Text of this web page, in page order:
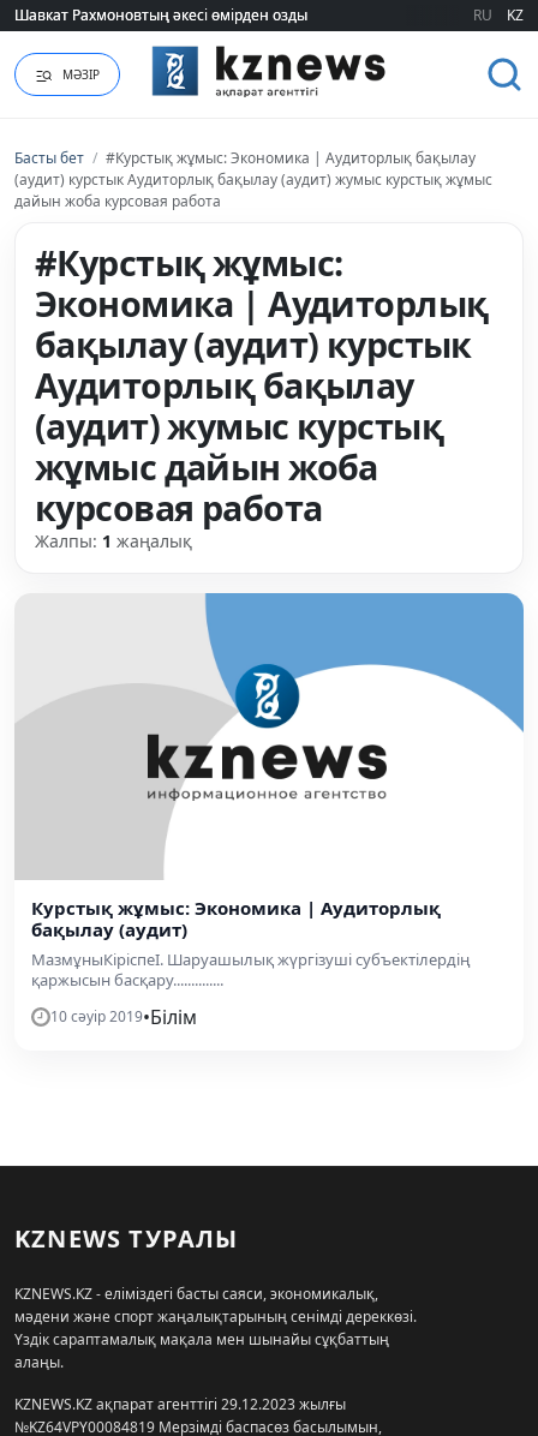
Шавкат Рахмоновтың әкесі өмірден озды
Шавкат Рахмоновтың әкесі өмірден озды RU KZ
МӘЗІР
Басты бет / #Курстық жұмыс: Экономика | Аудиторлық бақылау
(аудит) курстык Аудиторлық бақылау (аудит) жумыс курстық жұмыс
дайын жоба курсовая работа
#Курстық жұмыс:
Экономика | Аудиторлық
бақылау (аудит) курстык
Аудиторлық бақылау
(аудит) жумыс курстық
жұмыс дайын жоба
курсовая работа
Жалпы: 1 жаңалық
Курстық жұмыс: Экономика | Аудиторлық
бақылау (аудит)
МазмұныКіріспеI. Шаруашылық жүргізуші субъектілердің
қаржысын басқару..............
10 сәуір 2019•Білім
KZNEWS ТУРАЛЫ
KZNEWS.KZ - еліміздегі басты саяси, экономикалық,
мәдени және спорт жаңалықтарының сенімді дереккөзі.
Үздік сараптамалық мақала мен шынайы сұқбаттың
алаңы.
KZNEWS.KZ ақпарат агенттігі 29.12.2023 жылғы
№KZ64VPY00084819 Мерзімді баспасөз басылымын,